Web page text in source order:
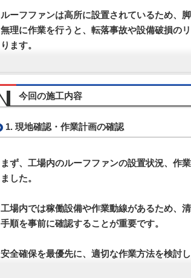
ルーフファンは高所に設置されているため、
無理に作業を行うと、転落事故や設備破損の
ります。
今回の施工内容
1. 現地確認・作業計画の確認
まず、工場内のルーフファンの設置状況、作
ました。
工場内では稼働設備や作業動線があるため、
手順を事前に確認することが重要です。
安全確保を最優先に、適切な作業方法を検討し